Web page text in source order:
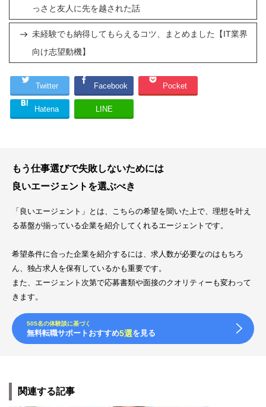
っさと友人に先を越された話
未経験でも納得してもらえるコツ、まとめました【IT業界
向け志望動機】
Twitter Facebook Pocket
Hatena LINE
もう仕事選びで失敗しないためには
良いエージェントを選ぶべき
「良いエージェント」とは、こちらの希望を聞いた上で、理想を叶え
る基盤が揃っている企業を紹介してくれるエージェントです。
希望条件に合った企業を紹介するには、求人数が必要なのはもちろ
ん、独占求人を保有しているかも重要です。
また、エージェント次第で応募書類や面接のクオリティーも変わって
きます。
505名の体験談に基づく
無料転職サポートおすすめ5選を見る
関連する記事